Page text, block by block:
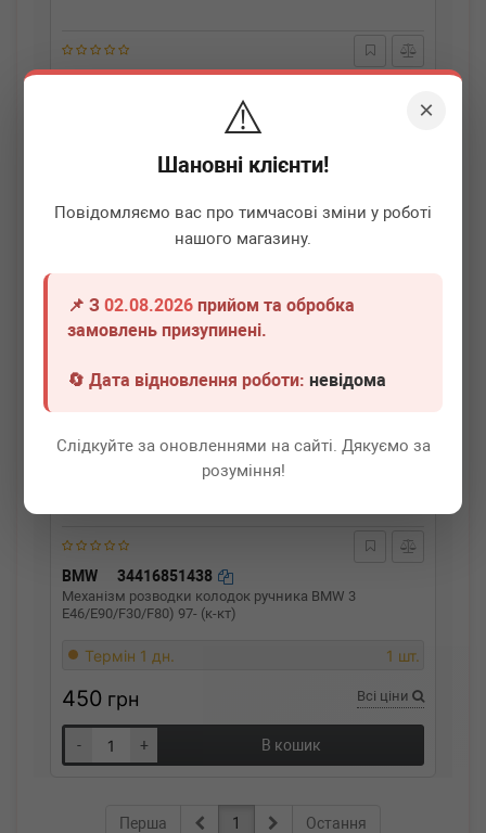
×
⚠️
Шановні клієнти!
Повідомляємо вас про тимчасові зміни у роботі
нашого магазину.
📌 З02.08.2026 прийом та обробка
замовлень призупинені.
🔄 Дата відновлення роботи:невідома
Слідкуйте за оновленнями на сайті. Дякуємо за
розуміння!
BMW 34406854898
Фіксатор тросу ручника BMW 1 (F21)/3 (F30) 11-
Термін 1 дн.
410
В кошик
BMW 34416851438
Механізм розводки колодок ручника BMW 3
E46/E90/F30/F80) 97- (к-кт)
Термін 1 дн. 1 шт.
450 грн Всі ціни
- + В кошик
Перша 1 Остання